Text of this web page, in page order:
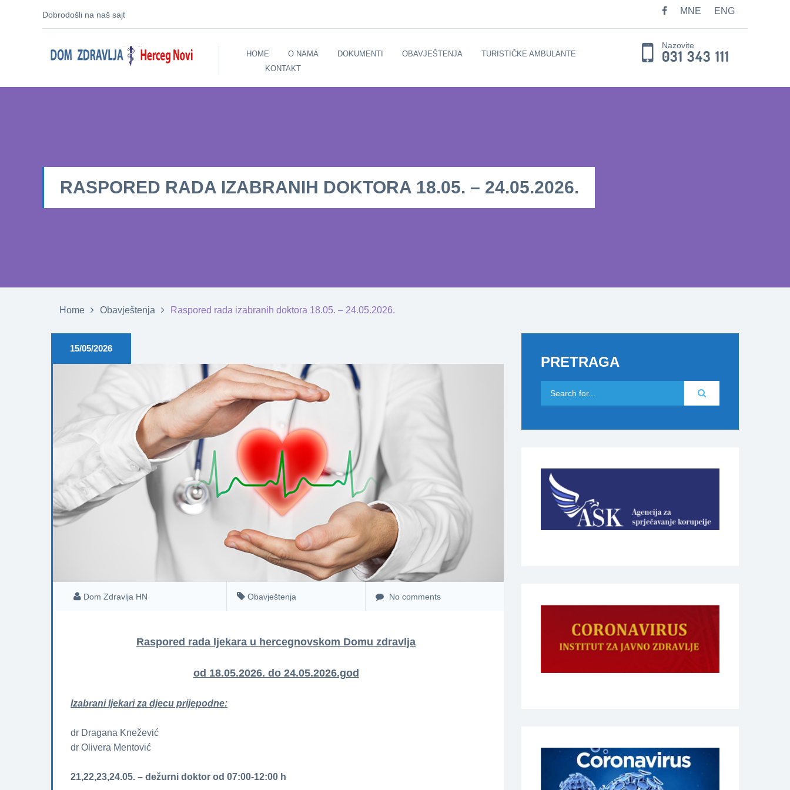
Dobrodošli na naš sajt MNE ENG
HOME O NAMA DOKUMENTI OBAVJEŠTENJA
TURISTIČKE AMBULANTE
KONTAKT
Nazovite
031 343 111
RASPORED RADA IZABRANIH DOKTORA 18.05. – 24.05.2026.
Home Obavještenja Raspored rada izabranih doktora 18.05. – 24.05.2026.
15/05/2026
Dom Zdravlja HN Obavještenja No comments
Raspored rada ljekara u hercegnovskom Domu zdravlja
od 18.05.2026. do 24.05.2026.god
Izabrani ljekari za djecu prijepodne:
dr Dragana Knežević
dr Olivera Mentović
21,22,23,24.05. – dežurni doktor od 07:00-12:00 h
PRETRAGA